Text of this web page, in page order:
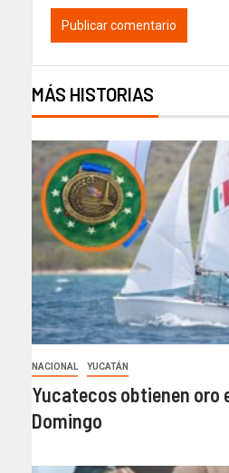
MÁS HISTORIAS
NACIONAL YUCATÁN
Yucatecos obtienen oro
Domingo